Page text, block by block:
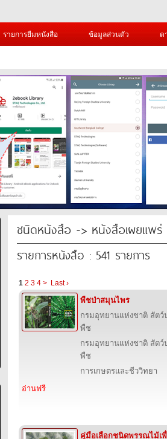
รายการยืมหนังสือ ข้อมูลส่วนตัว ด
ชนิดหนังสือ -> หนังสือเผยแพร่
รายการหนังสือ : 541 รายการ
1 2 3 4 > Last ›
พืชป่าสมุนไพร
กรมอุทยานแห่งชาติ สัตว์
พืช
กรมอุทยานแห่งชาติ สัตว์
พืช
การเกษตรและชีววิทยา
อ่านฟรี
คู่มือเลือกชนิดพรรณไม้เ